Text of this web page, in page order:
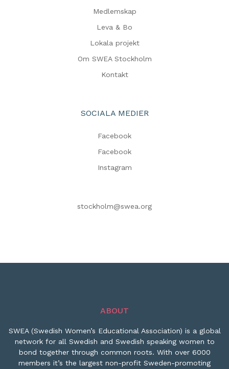
Medlemskap
Leva & Bo
Lokala projekt
Om SWEA Stockholm
Kontakt
SOCIALA MEDIER
Facebook
Facebook
Instagram
stockholm@swea.org
ABOUT
SWEA (Swedish Women’s Educational Association) is a global
network for all Swedish and Swedish speaking women to
bond together through common roots. With over 6000
members it’s the largest non-profit Sweden-promoting